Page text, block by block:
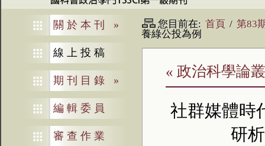
關於本刊 »
線上投稿
期刊目錄 »
編輯委員
審查作業
您目前在: 首頁 / 第83
養綠公投為例
« 政治科學論
社群媒體時
研